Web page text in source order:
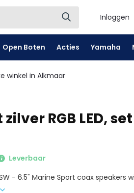
Inloggen
Open Boten Acties Yamaha
winkel in Alkmaar
RGB LED,
Leverbaar
- 6.5" Marine Sport coax speakers